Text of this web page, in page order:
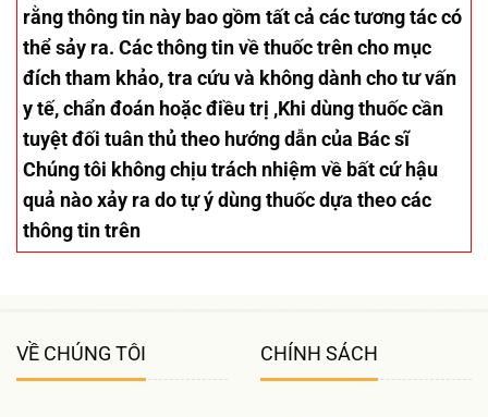
rằng thông tin này bao gồm tất cả các tương tác có
thể sảy ra. Các thông tin về thuốc trên cho mục
đích tham khảo, tra cứu và không dành cho tư vấn
y tế, chẩn đoán hoặc điều trị ,Khi dùng thuốc cần
tuyệt đối tuân thủ theo hướng dẫn của Bác sĩ
Chúng tôi không chịu trách nhiệm về bất cứ hậu
quả nào xảy ra do tự ý dùng thuốc dựa theo các
thông tin trên
VỀ CHÚNG TÔI CHÍNH SÁCH